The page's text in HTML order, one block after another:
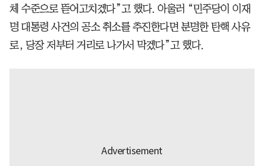
체 수준으로 뜯어고치겠다”고 했다. 아울러 “민주당이 이재
명 대통령 사건의 공소 취소를 추진한다면 분명한 탄핵 사유
로, 당장 저부터 거리로 나가서 막겠다”고 했다.